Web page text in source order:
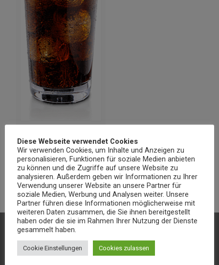
M25.Beef
Biryani
€12,90
Kontakt & Informationen
Diese Webseite verwendet Cookies
Wir verwenden Cookies, um Inhalte und Anzeigen zu
personalisieren, Funktionen für soziale Medien anbieten
zu können und die Zugriffe auf unsere Website zu
analysieren. Außerdem geben wir Informationen zu Ihrer
Verwendung unserer Website an unsere Partner für
soziale Medien, Werbung und Analysen weiter. Unsere
Partner führen diese Informationen möglicherweise mit
weiteren Daten zusammen, die Sie ihnen bereitgestellt
haben oder die sie im Rahmen Ihrer Nutzung der Dienste
gesammelt haben.
Cookie Einstellungen Cookies zulassen